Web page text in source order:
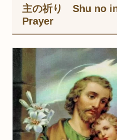
主の祈り Shu no
Prayer